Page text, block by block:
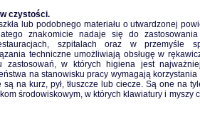
czystości.
lub podobnego materiału o utwardzonej
znakomicie nadaje się do
szpitalach oraz w przemyśle
techniczne umożliwiają obsługę w
zastosowań, w których higiena jest
na stanowisku pracy wymagają korzystania
na kurz, pył, tłuszcze lub ciecze. Są one na
środowiskowym, w których klawiatury i myszy